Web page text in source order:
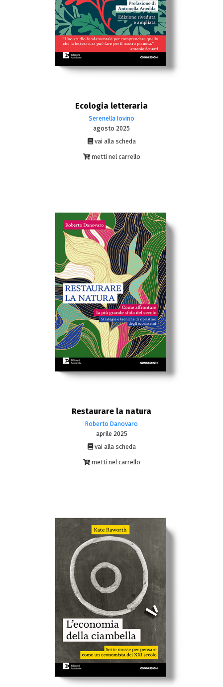
Ecologia letteraria
Serenella Iovino
agosto 2025
vai alla scheda
metti nel carrello
Restaurare la natura
Roberto Danovaro
aprile 2025
vai alla scheda
metti nel carrello